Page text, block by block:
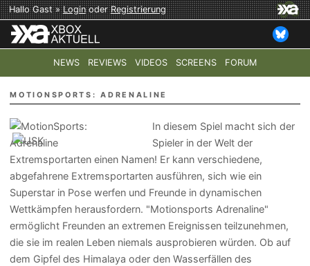
Hallo Gast »LoginoderRegistrierung
NEWS REVIEWS VIDEOS SCREENS FORUM
TOP-THEMEN: COD: MODERN WARFARE 4 HALO:
MOTIONSPORTS: ADRENALINE
In diesem Spiel macht sich der
Spieler in der Welt der
Extremsportarten einen Namen! Er kann verschiedene,
abgefahrene Extremsportarten ausführen, sich wie ein
Superstar in Pose werfen und Freunde in dynamischen
Wettkämpfen herausfordern. "Motionsports Adrenaline"
ermöglicht Freunden an extremen Ereignissen teilzunehmen,
die sie im realen Leben niemals ausprobieren würden. Ob auf
dem Gipfel des Himalaya oder den Wasserfällen des